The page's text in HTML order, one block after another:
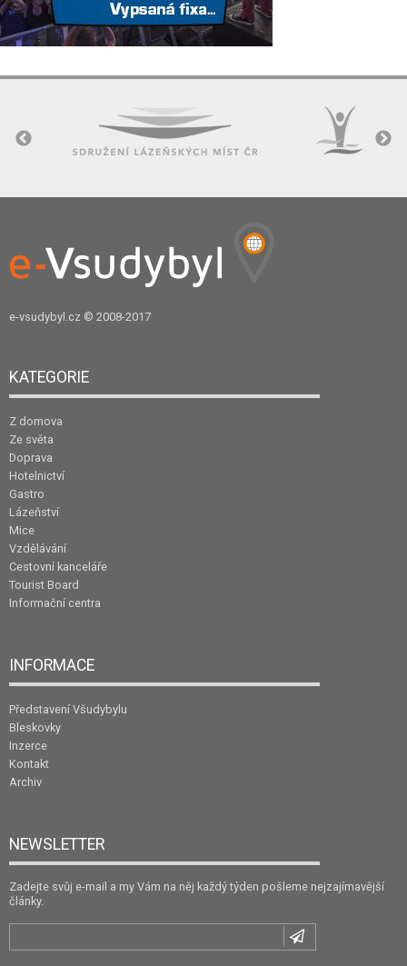
e-vsudybyl.cz © 2008-2017
KATEGORIE
Z domova
Ze světa
Doprava
Hotelnictví
Gastro
Lázeňství
Mice
Vzdělávání
Cestovní kanceláře
Tourist Board
Informační centra
INFORMACE
Představení Všudybylu
Bleskovky
Inzerce
Kontakt
Archiv
NEWSLETTER
Zadejte svůj e-mail a my Vám na něj každý týden pošleme nejzajímavější
články.